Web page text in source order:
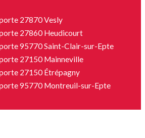
27870 Vesly
27860 Heudicourt
95770 Saint-Clair-sur-Epte
27150 Mainneville
27150 Étrépagny
95770 Montreuil-sur-Epte